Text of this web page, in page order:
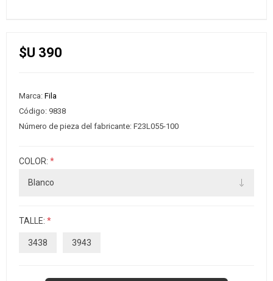
$U 390
Marca: Fila
Código: 9838
Número de pieza del fabricante: F23L055-100
COLOR: *
TALLE: *
3438 3943